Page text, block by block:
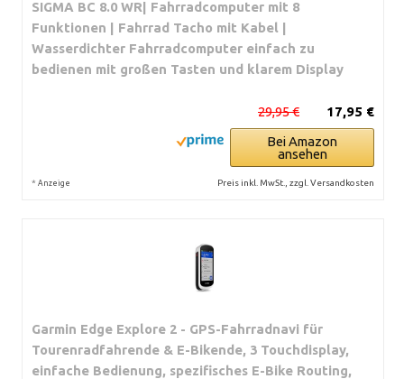
SIGMA BC 8.0 WR| Fahrradcomputer mit 8
Funktionen | Fahrrad Tacho mit Kabel |
Wasserdichter Fahrradcomputer einfach zu
bedienen mit großen Tasten und klarem Display
17,95 €
29,95 €
Bei Amazon
ansehen
* Anzeige Preis inkl. MwSt., zzgl. Versandkosten
Garmin Edge Explore 2 - GPS-Fahrradnavi für
Tourenradfahrende & E-Bikende, 3 Touchdisplay,
einfache Bedienung, spezifisches E-Bike Routing,